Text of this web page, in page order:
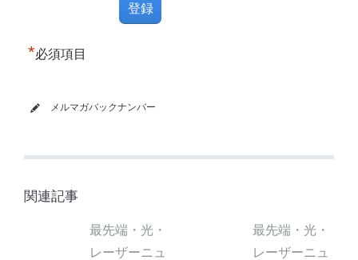
*必須項目
メルマガバックナンバー
関連記事
最先端・光・
レーザーニュ
最先端・光・
レーザーニュ